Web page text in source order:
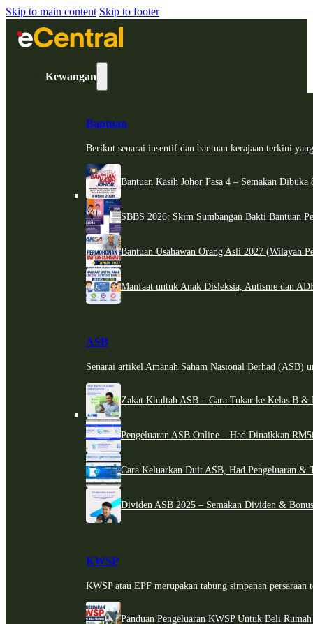
Skip to main content Skip to footer
Kewangan
Bantuan
Berikut senarai insentif dan bantuan kerajaan terkini
Bantuan Kasih Johor Fasa 4 – Semakan
SBBS 2026: Skim Sumbangan Bakti Bantuan
Bantuan Usahawan Orang Asli 2027 (Wilayah
Manfaat untuk Anak Disleksia, Autisme dan
ASB
Senarai artikel Amanah Saham Nasional Berhad (ASB)
Zakat Khultah ASB – Cara Tukar ke Kelas B &
Pengeluaran ASB Online – Had Dinaikkan
Cara Keluarkan Duit ASB, Had Pengeluaran &
Dividen ASB 2025 – Semakan Dividen &
KWSP
KWSP atau EPF merupakan tabung simpanan persaraan
Panduan Pengeluaran KWSP Untuk Beli